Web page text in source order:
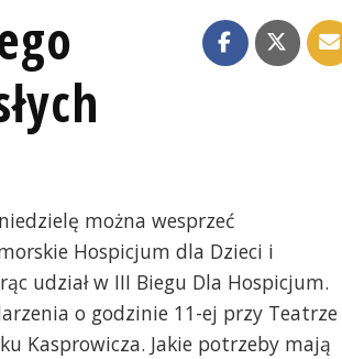
można wesprzeć
Hospicjum dla Dzieci i
udział w III Biegu Dla Hospicjum.
o godzinie 11-ej przy Teatrze
Kasprowicza. Jakie potrzeby mają